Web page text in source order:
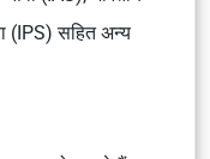
(IPS) सहित अन्य